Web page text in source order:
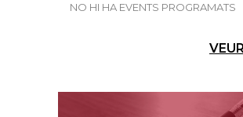
NO HI HA EVENTS PROGRAMATS